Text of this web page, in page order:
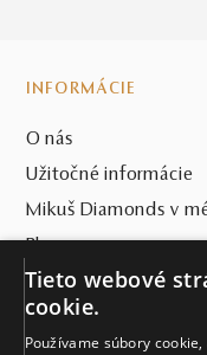
INFORMÁCIE
O nás
Užitočné informácie
Mikuš Diamonds v
Blog
SVET MIKUŠ
VŠETKO O NÁKUPE
Tieto webové
cookie.
Používame súbory